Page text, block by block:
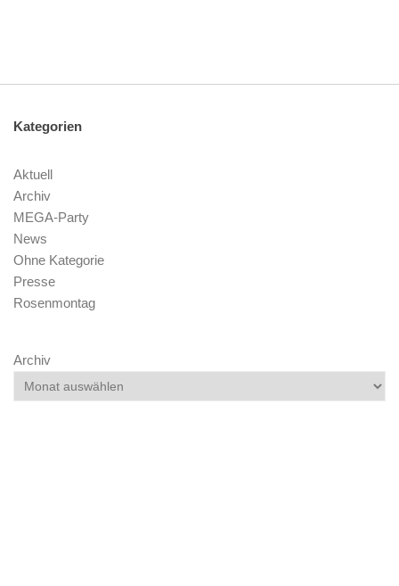
Kategorien
Aktuell
Archiv
MEGA-Party
News
Ohne Kategorie
Presse
Rosenmontag
Archiv